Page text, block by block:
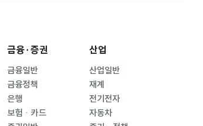
금융·증권
금융일반
금융정책
은행
보험ㆍ카드
산업
산업일반
재계
전기전자
자동차